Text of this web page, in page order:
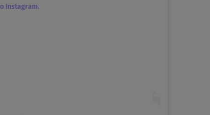
Instagram.